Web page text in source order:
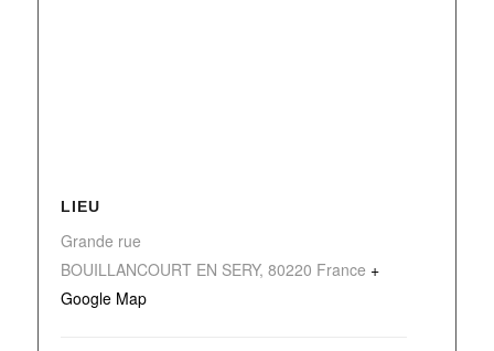
LIEU
Grande rue
BOUILLANCOURT EN SERY, 80220 France +
Google Map